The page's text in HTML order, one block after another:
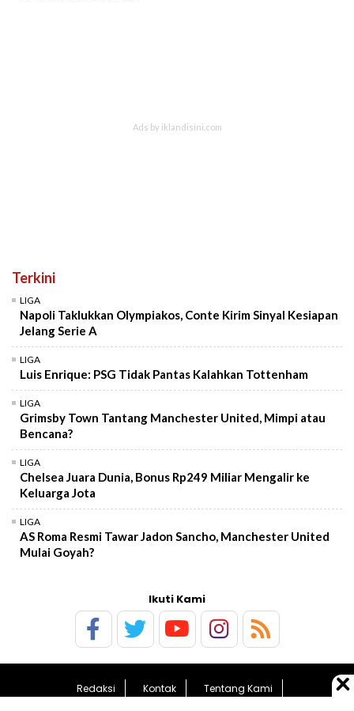
Terkini
LIGA
Napoli Taklukkan Olympiakos, Conte Kirim Sinyal Kesiapan
Jelang Serie A
LIGA
Luis Enrique: PSG Tidak Pantas Kalahkan Tottenham
LIGA
Grimsby Town Tantang Manchester United, Mimpi atau
Bencana?
LIGA
Chelsea Juara Dunia, Bonus Rp249 Miliar Mengalir ke
Keluarga Jota
LIGA
AS Roma Resmi Tawar Jadon Sancho, Manchester United
Mulai Goyah?
Ikuti Kami
Redaksi Kontak
Tentang Kami